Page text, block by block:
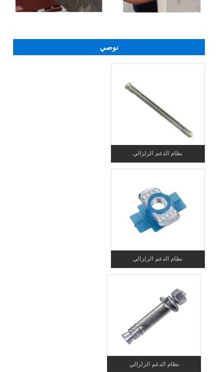
نوصي
نظام الدعم الزلزالي
نظام الدعم الزلزالي
نظام الدعم الزلزالي